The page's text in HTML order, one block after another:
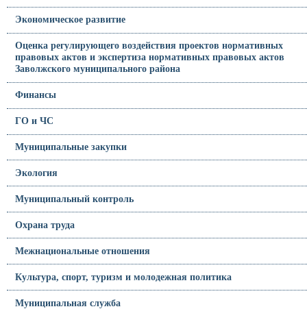
Экономическое развитие
Оценка регулирующего воздействия проектов нормативных
правовых актов и экспертиза нормативных правовых актов
Заволжского муниципального района
Финансы
ГО и ЧС
Муниципальные закупки
Экология
Муниципальный контроль
Охрана труда
Межнациональные отношения
Культура, спорт, туризм и молодежная политика
Муниципальная служба